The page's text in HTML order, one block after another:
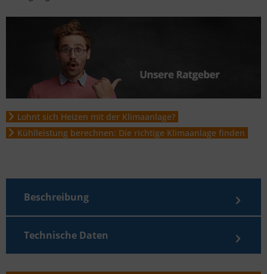
Lohnt sich Heizen mit der Klimaanlage?
Kühlleistung berechnen: Die richtige Klimaanlage finden
Beschreibung
Technische Daten